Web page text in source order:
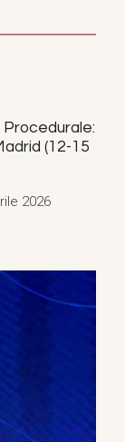
(12-15
2026